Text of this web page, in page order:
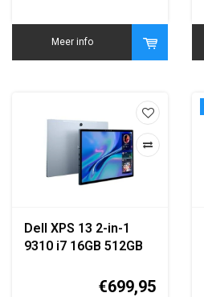
Meer info
Dell XPS 13 2-in-1
9310 i7 16GB 512GB
€699,95